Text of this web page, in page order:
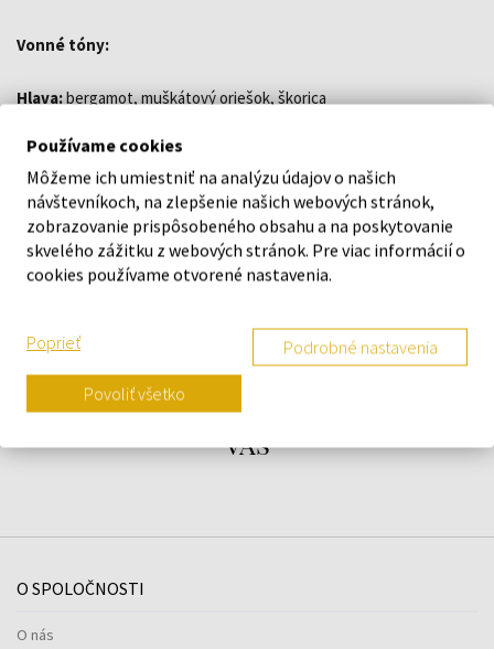
Vonné tóny:
Hlava:bergamot, muškátový oriešok, škorica
Základ:akigalawood, myrha, benzoín, ambróziové drevo, fazuľa
tonka, vanilka
DETAILY
Náš výber na mieru presne pre
vás
O SPOLOČNOSTI
O nás
Používame cookies
Môžeme ich umiestniť na analýzu údajov o našich
návštevníkoch, na zlepšenie našich webových stránok,
zobrazovanie prispôsobeného obsahu a na poskytovanie
skvelého zážitku z webových stránok. Pre viac informácií o
cookies používame otvorené nastavenia.
Poprieť Podrobné nastavenia
Povoliť všetko